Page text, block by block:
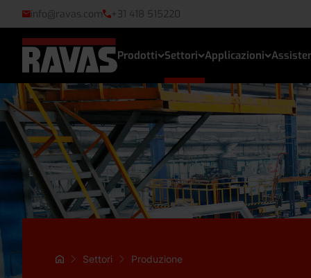
info@ravas.com +31 418 515220
Prodotti Settori Applicazioni
Settori Produzione